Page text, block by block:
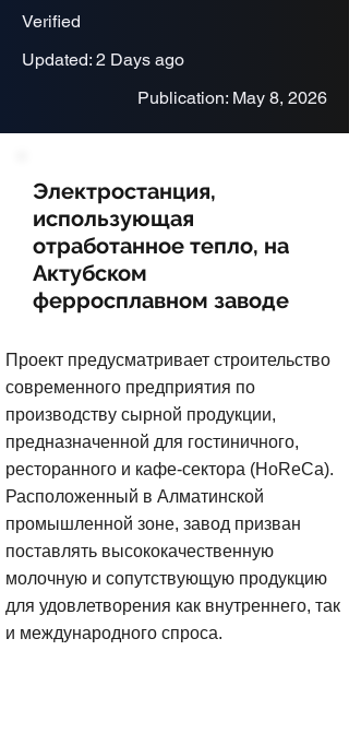
Verified
Updated: 2 Days ago
Publication: May 8, 2026
Электростанция,
использующая
отработанное тепло, на
Актубском
ферросплавном заводе
Проект предусматривает строительство
современного предприятия по
производству сырной продукции,
предназначенной для гостиничного,
ресторанного и кафе-сектора (HoReCa).
Расположенный в Алматинской
промышленной зоне, завод призван
поставлять высококачественную
молочную и сопутствующую продукцию
для удовлетворения как внутреннего, так
и международного спроса.